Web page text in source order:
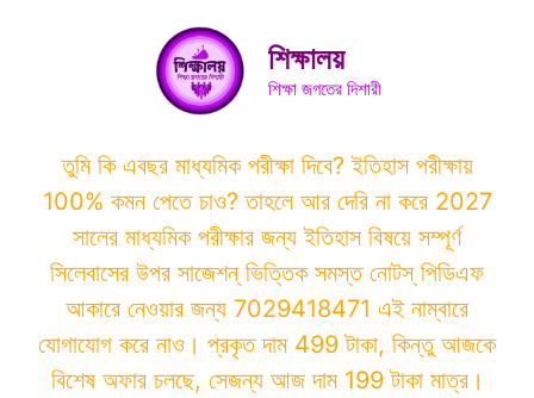
শিক্ষালয়
শিক্ষা জগতের দিশারী
তুমি কি এবছর মাধ্যমিক পরীক্ষা দিবে? ইতিহাস পরীক্ষায়
100% কমন পেতে চাও? তাহলে আর দেরি না করে 2027
সালের মাধ্যমিক পরীক্ষার জন্য ইতিহাস বিষয়ে সম্পূর্ণ
সিলেবাসের উপর সাজেশন্ ভিত্তিক সমস্ত নোটস্ পিডিএফ
আকারে নেওয়ার জন্য 7029418471 এই নাম্বারে
যোগাযোগ করে নাও। প্রকৃত দাম 499 টাকা, কিন্তু আজকে
বিশেষ অফার চলছে, সেজন্য আজ দাম 199 টাকা মাত্র।